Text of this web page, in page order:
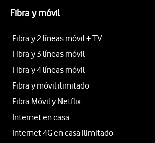
Fibra y móvil
Fibra y 2 líneas móvil + TV
Fibra y 3 líneas móvil
Fibra y 4 líneas móvil
Fibra y móvil ilimitado
Fibra Móvil y Netflix
Internet en casa
Internet 4G en casa ilimitado